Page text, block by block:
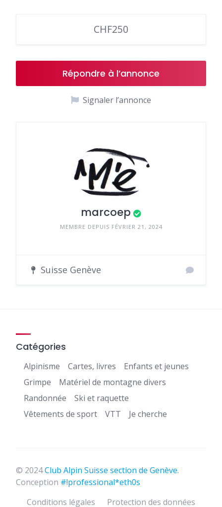
CHF250
Répondre à l’annonce
Signaler l’annonce
marcoep
MEMBRE DEPUIS FÉVRIER 21, 2024
Suisse Genève
Catégories
Alpinisme Cartes, livres
Enfants et jeunes
Grimpe
Matériel de montagne divers
Randonnée
Ski et raquette
Vêtements de sport
VTT Je cherche
© 2024Club Alpin Suisse section de Genève.
Conception #!professional*eth0s
Conditions légales
Protection des données